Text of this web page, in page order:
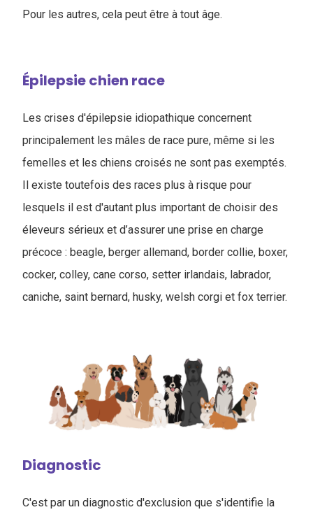
Pour les autres, cela peut être à tout âge.
Épilepsie chien race
Les crises d'épilepsie idiopathique concernent
principalement les mâles de race pure, même si les
femelles et les chiens croisés ne sont pas exemptés.
Il existe toutefois des races plus à risque pour
lesquels il est d'autant plus important de choisir des
éleveurs sérieux et d’assurer une prise en charge
précoce : beagle, berger allemand, border collie, boxer,
cocker, colley, cane corso, setter irlandais, labrador,
caniche, saint bernard, husky, welsh corgi et fox terrier.
Diagnostic
C'est par un diagnostic d'exclusion que s'identifie la